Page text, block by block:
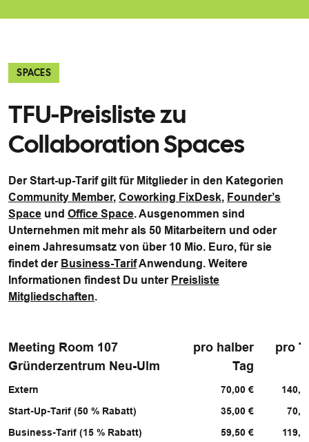
SPACES
TFU-Preisliste zu
Collaboration Spaces
Der Start-up-Tarif gilt für Mitglieder in den Kategorien
Community Member, Coworking FixDesk, Founderʼs
Space und Office Space. Ausgenommen sind
Unternehmen mit mehr als 50 Mitarbeitern und oder
einem Jahresumsatz von über 10 Mio. Euro, für sie
findet der Business-TarifAnwendung. Weitere
Informationen findest Du unter Preisliste
Mitgliedschaften.
Meeting Room 107
Gründerzentrum Neu-Ulm
pro halber
Tag
pro
Extern 70,00 €
Start-Up-Tarif (50 % Rabatt)
35,00 €
Business-Tarif (15 % Rabatt)
59,50 €